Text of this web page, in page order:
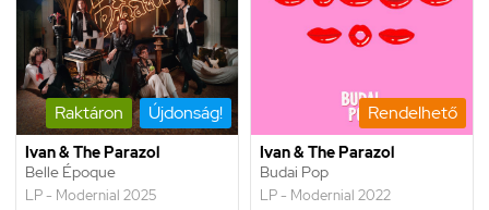
Raktáron Újdonság!
Ivan & The Parazol
Belle Époque
LP - Modernial 2025
Rendelhető
Ivan & The Parazol
Budai Pop
LP - Modernial 2022